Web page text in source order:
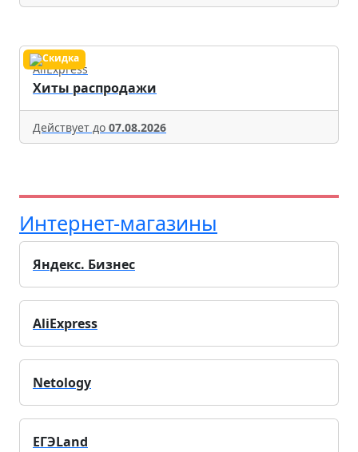
AliExpress
Хиты распродажи
Действует до 07.08.2026
Интернет-магазины
Яндекс. Бизнес
AliExpress
Netology
ЕГЭLand